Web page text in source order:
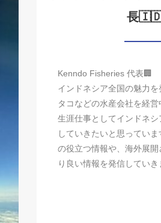
長
Kenndo Fisheries 代表🏢
インドネシア全国の魅力を
タコなどの水産会社を経営
生涯仕事としてインドネ
していきたいと思ってい
の役立つ情報や、海外展開
り良い情報を発信していき